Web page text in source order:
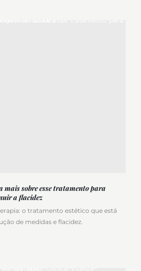
sobre esse tratamento para
a flacidez
o tratamento estético que está
de medidas e flacidez.